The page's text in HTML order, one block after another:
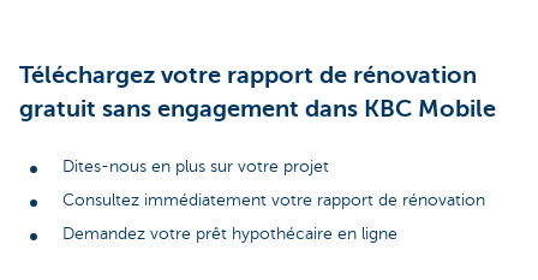
Téléchargez votre rapport de rénovation
gratuit sans engagement dans KBC Mobile
Dites-nous en plus sur votre projet
Consultez immédiatement votre rapport de rénovation
Demandez votre prêt hypothécaire en ligne